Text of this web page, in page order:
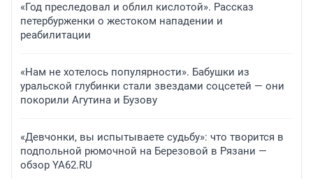
«Год преследовал и облил кислотой». Рассказ
петербурженки о жестоком нападении и
реабилитации
«Нам не хотелось популярности». Бабушки из
уральской глубинки стали звездами соцсетей — они
покорили Агутина и Бузову
«Девчонки, вы испытываете судьбу»: что творится в
подпольной рюмочной на Березовой в Рязани —
обзор YA62.RU